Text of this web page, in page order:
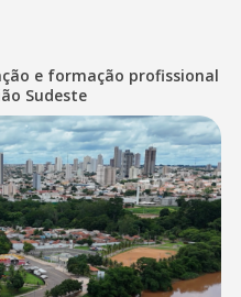
e formação profissional
Sudeste